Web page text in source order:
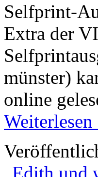
Selfprint-
Extra der
münster)
online
Weiterlesen
„Edith und